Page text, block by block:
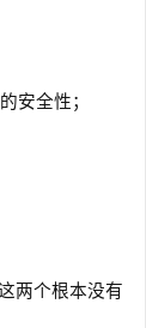
安全性；
两个根本没有